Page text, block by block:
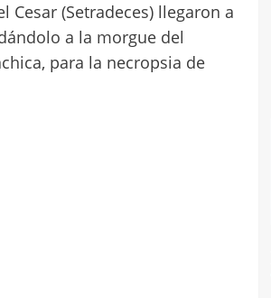
Cesar (Setradeces) llegaron a
a la morgue del
para la necropsia de